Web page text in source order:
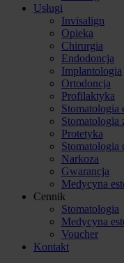
Usługi
Invisalign
Opieka
Chirurgia
Endodoncja
Implantologia
Ortodoncja
Profilaktyka
Stomatologia
Stomatologia
Protetyka
Stomatologia
Narkoza
Gwarancja
Medycyna
Cennik
Stomatologia
Medycyna
Voucher
Kontakt